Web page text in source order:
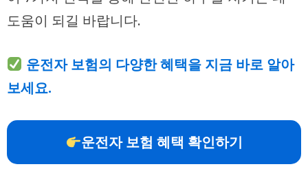
도움이 되길 바랍니다.
운전자 보험의 다양한 혜택을 지금 바로 알아
보세요.
운전자 보험 혜택 확인하기